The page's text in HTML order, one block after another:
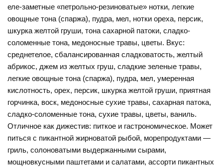
еле-заметные «петрольно-резиноватые» нотки, легкие
овощные тона (спаржа), пудра, мел, нотки ореха, персик,
шкурка желтой груши, тона сахарной патоки, сладко-
соломенные тона, медоносные травы, цветы. Вкус:
среднетелое, сбалансированная сладковатость, желтый
абрикос, джем из желтых груш, сладкие зеленые травы,
легкие овощные тона (спаржа), пудра, мел, умеренная
кислотность, орех, персик, шкурка желтой груши, приятная
горчинка, воск, медоносные сухие травы, сахарная патока,
сладко-соломенные тона, сухие травы, цветы, ваниль.
Отличное как дижестив: питкое и гастрономическое. Может
питься с пикантной жирноватой рыбой, морепродуктами —
гриль, солоноватыми выдержанными сырами,
мощновкусными паштетами и салатами, ассорти пикантных